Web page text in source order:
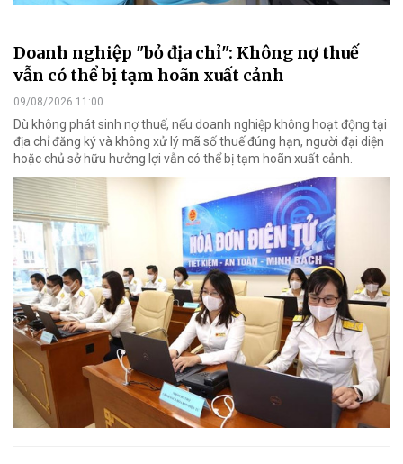
Doanh nghiệp "bỏ địa chỉ": Không nợ thuế
vẫn có thể bị tạm hoãn xuất cảnh
09/08/2026 11:00
Dù không phát sinh nợ thuế, nếu doanh nghiệp không hoạt động tại
địa chỉ đăng ký và không xử lý mã số thuế đúng hạn, người đại diện
hoặc chủ sở hữu hưởng lợi vẫn có thể bị tạm hoãn xuất cảnh.